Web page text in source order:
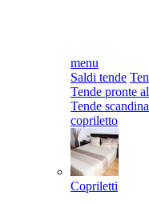
menu
Saldi tende
Tende pronte
Tende
copriletto
Copriletti